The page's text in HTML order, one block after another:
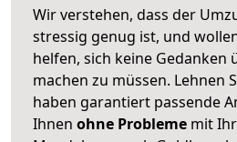
Wir verstehen, dass der
stressig genug ist, und
helfen, sich keine Gedanken
machen zu müssen. Lehnen
haben garantiert passende
Ihnen ohne Probleme mit